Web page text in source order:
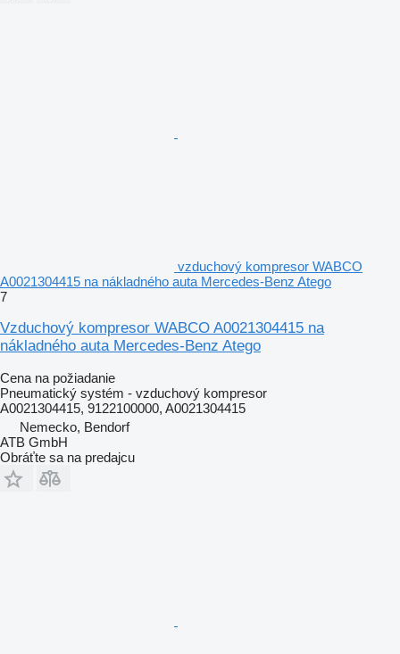
vzduchový kompresor WABCO
A0021304415 na nákladného auta Mercedes-Benz Atego
7
Vzduchový kompresor WABCO A0021304415 na
nákladného auta Mercedes-Benz Atego
Cena na požiadanie
Pneumatický systém - vzduchový kompresor
A0021304415, 9122100000, A0021304415
Nemecko, Bendorf
ATB GmbH
Obráťte sa na predajcu